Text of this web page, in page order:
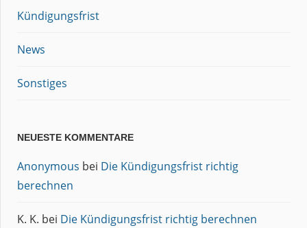
Kündigungsfrist
News
Sonstiges
NEUESTE KOMMENTARE
Anonymous bei Die Kündigungsfrist richtig
berechnen
K. K. bei Die Kündigungsfrist richtig berechnen